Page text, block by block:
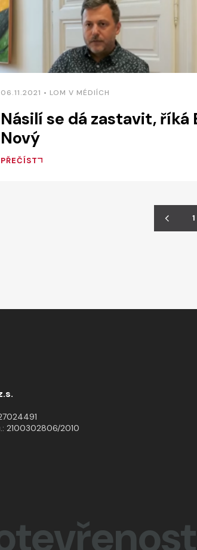
06.11.2021 • LOM V MÉDIÍCH
Násilí se dá zastavit, říká
Nový
PŘEČÍST
1
2100302806/2010